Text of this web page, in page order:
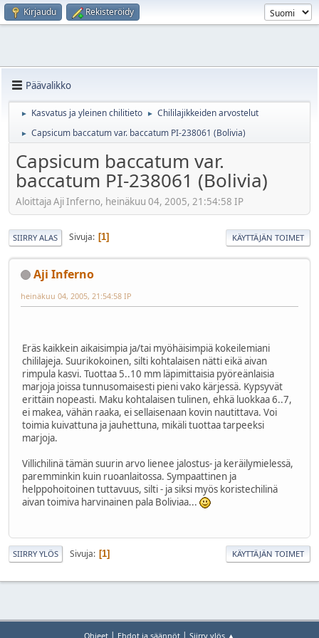
Kirjaudu Rekisteröidy
Päävalikko
► Kasvatus ja yleinen chilitieto ► Chililajikkeiden arvostelut
► Capsicum baccatum var. baccatum PI-238061 (Bolivia)
Capsicum baccatum var.
baccatum PI-238061 (Bolivia)
Aloittaja Aji Inferno, heinäkuu 04, 2005, 21:54:58 IP
SIIRRY ALAS Sivuja 1 KÄYTTÄJÄN TOIMET
Aji Inferno
heinäkuu 04, 2005, 21:54:58 IP
Eräs kaikkein aikaisimpia ja/tai myöhäisimpiä kokeilemiani
chililajeja. Suurikokoinen, silti kohtalaisen nätti eikä aivan
rimpula kasvi. Tuottaa 5..10 mm läpimittaisia pyöreänlaisia
marjoja joissa tunnusomaisesti pieni vako kärjessä. Kypsyvät
erittäin nopeasti. Maku kohtalaisen tulinen, ehkä luokkaa 6..7,
ei makea, vähän raaka, ei sellaisenaan kovin nautittava. Voi
toimia kuivattuna ja jauhettuna, mikäli tuottaa tarpeeksi
marjoja.
Villichilinä tämän suurin arvo lienee jalostus- ja keräilymielessä,
paremminkin kuin ruoanlaitossa. Sympaattinen ja
helppohoitoinen tuttavuus, silti - ja siksi myös koristechilinä
aivan toimiva harvinainen pala Boliviaa...
SIIRRY YLÖS Sivuja 1 KÄYTTÄJÄN TOIMET
Ohjeet Ehdot ja säännöt Siirry ylös ▲